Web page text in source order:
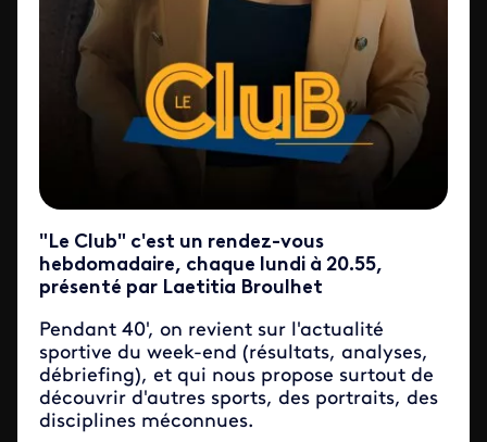
"Le Club" c'est un rendez-vous
hebdomadaire, chaque lundi à 20.55,
présenté par Laetitia Broulhet
Pendant 40', on revient sur l'actualité
sportive du week-end (résultats, analyses,
débriefing), et qui nous propose surtout de
découvrir d'autres sports, des portraits, des
disciplines méconnues.